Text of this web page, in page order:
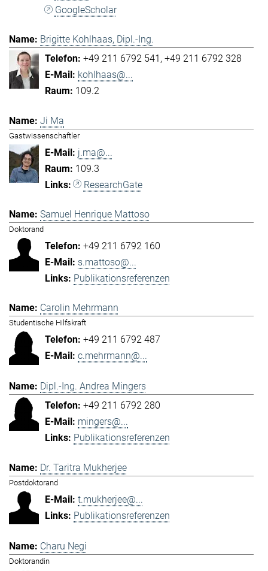
GoogleScholar
Brigitte Kohlhaas, Dipl.-Ing.
+49 211 6792 541 +49 211 6792 328
kohlhaas@...
109.2
Ji Ma
Gastwissenschaftler
j.ma@...
109.3
ResearchGate
Samuel Henrique Mattoso
Doktorand
+49 211 6792 160
s.mattoso@...
Publikationsreferenzen
Carolin Mehrmann
Studentische Hilfskraft
+49 211 6792 487
c.mehrmann@...
Dipl.-Ing. Andrea Mingers
+49 211 6792 280
mingers@...
Publikationsreferenzen
Dr. Taritra Mukherjee
Postdoktorand
t.mukherjee@...
Publikationsreferenzen
Charu Negi
Doktorandin